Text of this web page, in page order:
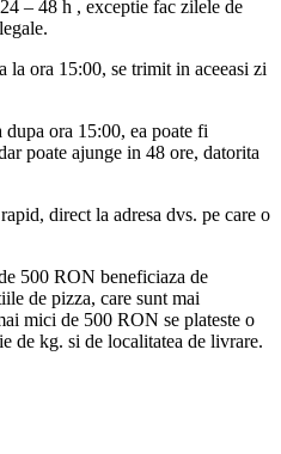
– 48 h , exceptie fac zilele de
ora 15:00, se trimit in aceeasi zi
ora 15:00, ea poate fi
poate ajunge in 48 ore, datorita
direct la adresa dvs. pe care o
500 RON beneficiaza de
de pizza, care sunt mai
mici de 500 RON se plateste o
de kg. si de localitatea de livrare.